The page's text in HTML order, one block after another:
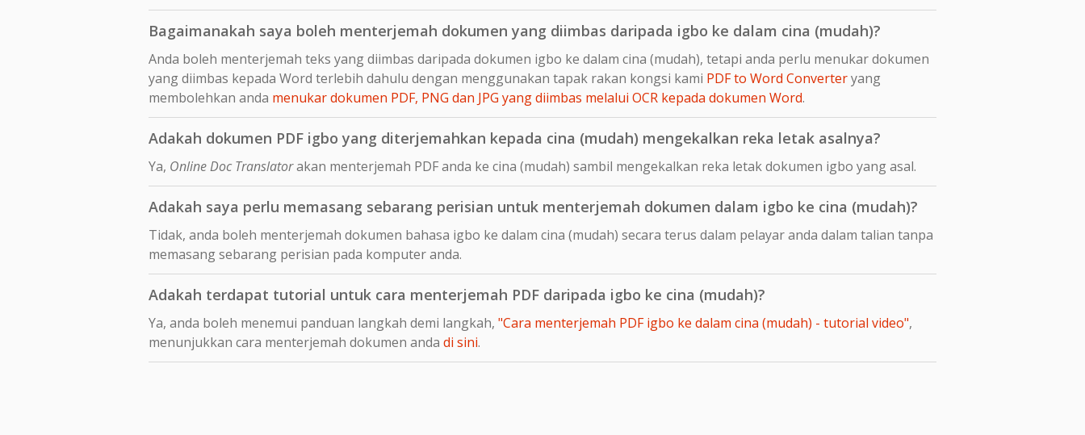
Bagaimanakah saya boleh menterjemah dokumen yang diimbas daripada igbo ke dalam cina (mudah)?
Anda boleh menterjemah teks yang diimbas daripada dokumen igbo ke dalam cina (mudah), tetapi anda perlu menukar dokumen
yang diimbas kepada Word terlebih dahulu dengan menggunakan tapak rakan kongsi kami PDF to Word Converteryang
membolehkan anda menukar dokumen PDF, PNG dan JPG yang diimbas melalui OCR kepada dokumen Word.
Adakah dokumen PDF igbo yang diterjemahkan kepada cina (mudah) mengekalkan reka letak asalnya?
Ya, Online Doc Translatorakan menterjemah PDF anda ke cina (mudah) sambil mengekalkan reka letak dokumen igbo yang asal.
Adakah saya perlu memasang sebarang perisian untuk menterjemah dokumen dalam igbo ke cina (mudah)?
Tidak, anda boleh menterjemah dokumen bahasa igbo ke dalam cina (mudah) secara terus dalam pelayar anda dalam talian tanpa
memasang sebarang perisian pada komputer anda.
Adakah terdapat tutorial untuk cara menterjemah PDF daripada igbo ke cina (mudah)?
Ya, anda boleh menemui panduan langkah demi langkah, "Cara menterjemah PDF igbo ke dalam cina (mudah) - tutorial video",
menunjukkan cara menterjemah dokumen anda di sini.